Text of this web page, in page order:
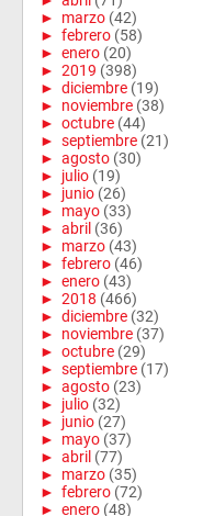
► marzo (42)
► febrero (58)
► enero (20)
► 2019 (398)
► diciembre (19)
► noviembre (38)
► octubre (44)
► septiembre (21)
► agosto (30)
► julio (19)
► junio (26)
► mayo (33)
► abril (36)
► marzo (43)
► febrero (46)
► enero (43)
► 2018 (466)
► diciembre (32)
► noviembre (37)
► octubre (29)
► septiembre (17)
► agosto (23)
► julio (32)
► junio (27)
► mayo (37)
► abril (77)
► marzo (35)
► febrero (72)
► enero (48)